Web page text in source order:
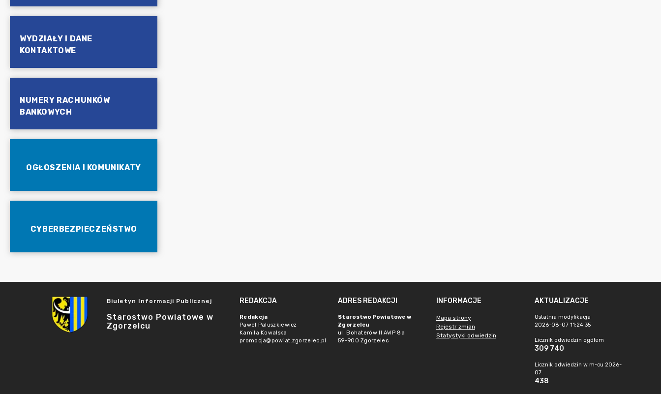
WYDZIAŁY I DANE
KONTAKTOWE
NUMERY RACHUNKÓW
BANKOWYCH
OGŁOSZENIA I KOMUNIKATY
CYBERBEZPIECZEŃSTWO
Biuletyn Informacji Publicznej
Starostwo Powiatowe w
Zgorzelcu
REDAKCJA
Redakcja
Paweł Paluszkiewicz
Kamila Kowalska
promocja@powiat.zgorzelec.pl
ADRES REDAKCJI
Starostwo Powiatowe w
Zgorzelcu
ul. Bohaterów II AWP 8a
59-900 Zgorzelec
INFORMACJE
Mapa strony
Rejestr zmian
Statystyki odwiedzin
AKTUALIZACJE
Ostatnia modyfikacja
2026-08-07 11:24:35
Licznik odwiedzin ogółem
309 740
Licznik odwiedzin w m-cu 2026-
07
438